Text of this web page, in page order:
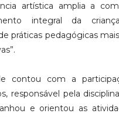
artística amplia a
integral da
práticas pedagógicas
contou com a
responsável pela
e orientou as